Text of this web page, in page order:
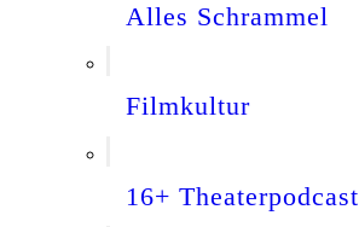
Alles Schrammel
Filmkultur
16+ Theaterpodcast